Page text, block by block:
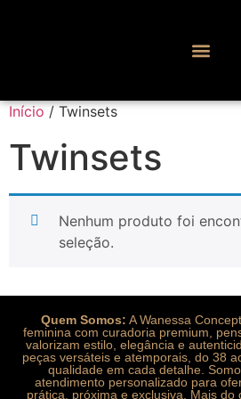
Início / Twinsets
Twinsets
Nenhum produto foi
seleção.
Quem Somos: A Wanessa
feminina com curadoria premium,
valorizam estilo, elegância e
peças versáteis e atemporais, do 38
qualidade em cada detalhe.
atendimento personalizado para
prática, próxima e exclusiva. Mais